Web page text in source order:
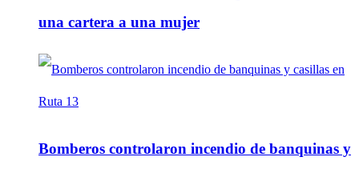
una cartera a una mujer
Bomberos controlaron incendio de banquinas y